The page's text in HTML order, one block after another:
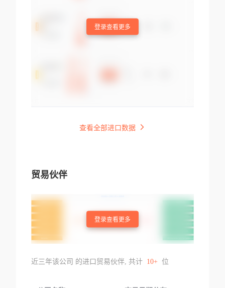
登录查看更多
查看全部进口数据
贸易伙伴
登录查看更多
近三年该公司 的进口贸易伙伴, 共计 10+ 位